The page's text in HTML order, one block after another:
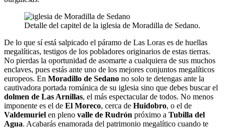
Detalle del capitel de la iglesia de Moradilla de Sedano.
De lo que sí está salpicado el páramo de Las Loras es de huellas
megalíticas, testigos de los pobladores originarios de estas tierras.
No pierdas la oportunidad de asomarte a cualquiera de sus muchos
enclaves, pues estás ante uno de los mejores conjuntos megalíticos
europeos. En Moradillo de Sedano no solo te detengas ante la
cautivadora portada románica de su iglesia sino que debes buscar el
dolmen de Las Arnillas, el más espectacular de todos. No menos
imponente es el de El Moreco, cerca de Huidobro, o el de
Valdemuriel en pleno valle de Rudrón próximo a Tubilla del
Agua. Acabarás enamorada del patrimonio megalítico cuando te